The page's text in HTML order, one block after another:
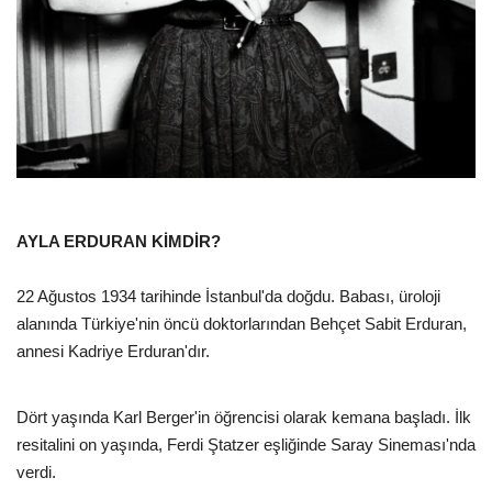
AYLA ERDURAN KİMDİR?
22 Ağustos 1934 tarihinde İstanbul'da doğdu. Babası, üroloji
alanında Türkiye'nin öncü doktorlarından Behçet Sabit Erduran,
annesi Kadriye Erduran'dır.
Dört yaşında Karl Berger'in öğrencisi olarak kemana başladı. İlk
resitalini on yaşında, Ferdi Ştatzer eşliğinde Saray Sineması'nda
verdi.